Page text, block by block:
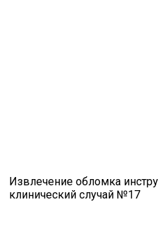
Извлечение обломка
клинический случай №17